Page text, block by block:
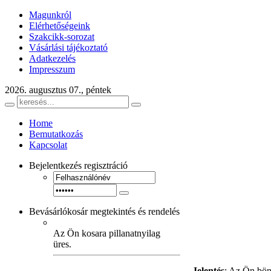
Magunkról
Elérhetőségeink
Szakcikk-sorozat
Vásárlási tájékoztató
Adatkezelés
Impresszum
2026. augusztus 07., péntek
Home
Bemutatkozás
Kapcsolat
Bejelentkezés regisztráció
Bevásárlókosár megtekintés és rendelés
Az Ön kosara pillanatnyilag
üres.